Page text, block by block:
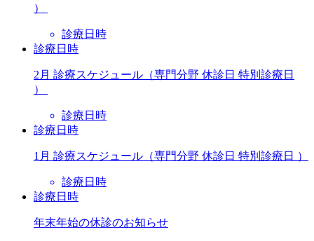
）
診療日時
診療日時
2月 診療スケジュール（専門分野 休診日 特別診療日
）
診療日時
診療日時
1月 診療スケジュール（専門分野 休診日 特別診療日 ）
診療日時
診療日時
年末年始の休診のお知らせ